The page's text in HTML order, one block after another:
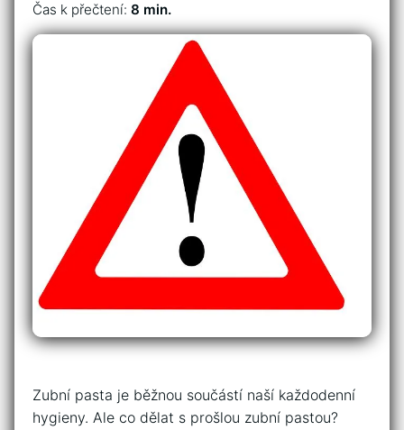
Čas k přečtení: 8 min.
Zubní pasta je běžnou součástí ⁣naší každodenní‍
hygieny. Ale co dělat s prošlou zubní​ pastou?